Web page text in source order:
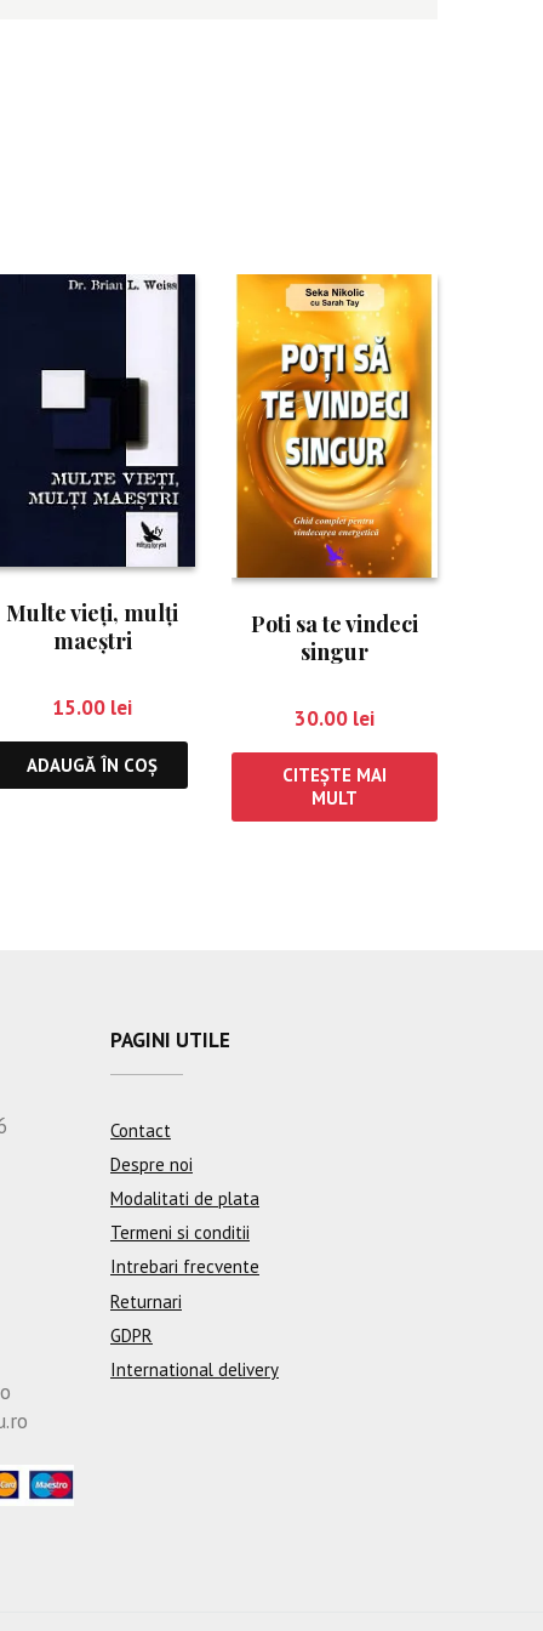
Multe vieţi, mulţi
maeştri
15.00 lei
ADAUGĂ ÎN COȘ
Poti sa te vindeci
singur
30.00 lei
CITEȘTE MAI
MULT
PAGINI UTILE
Contact
Despre noi
Modalitati de plata
Termeni si conditii
Intrebari frecvente
Returnari
GDPR
International delivery